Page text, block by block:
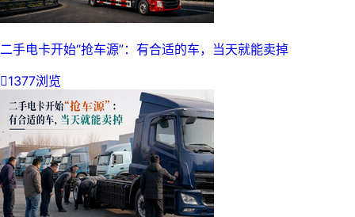
二手电卡开始“抢车源”：有合适的车，当天就能卖掉
1377浏览